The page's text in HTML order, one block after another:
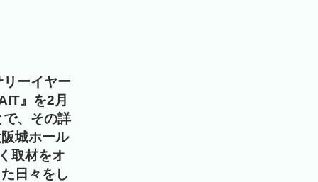
ーイヤー
』を2月
、その詳
城ホール
取材をオ
日々をし